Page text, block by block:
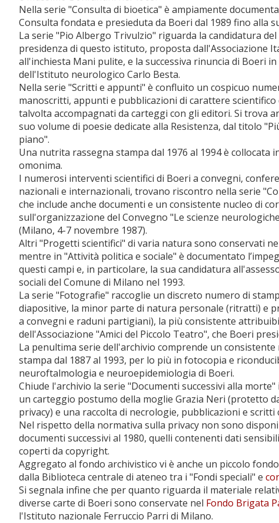
Nella serie "Consulta di bioetica" è ampiamente
Consulta fondata e presieduta da Boeri dal 1989 fino alla
La serie "Pio Albergo Trivulzio" riguarda la candidatura
presidenza di questo istituto, proposta dall'Associazione
all'inchiesta Mani pulite, e la successiva rinuncia di Boeri
dell'Istituto neurologico Carlo Besta.
Nella serie "Scritti e appunti" è confluito un cospicuo
manoscritti, appunti e pubblicazioni di carattere
talvolta accompagnati da carteggi con gli editori. Si trova
suo volume di poesie dedicate alla Resistenza, dal titolo
piano".
Una nutrita rassegna stampa dal 1976 al 1994 è collocata
omonima.
I numerosi interventi scientifici di Boeri a convegni,
nazionali e internazionali, trovano riscontro nella serie
che include anche documenti e un consistente nucleo di
sull'organizzazione del Convegno "Le scienze
(Milano, 4-7 novembre 1987).
Altri "Progetti scientifici" di varia natura sono conservati
mentre in "Attività politica e sociale" è documentato
questi campi e, in particolare, la sua candidatura
sociali del Comune di Milano nel 1993.
La serie "Fotografie" raccoglie un discreto numero di
diapositive, la minor parte di natura personale (ritratti) e
a convegni e raduni partigiani), la più consistente
dell'Associazione "Amici del Piccolo Teatro", che Boeri
La penultima serie dell'archivio comprende un consistente
stampa dal 1887 al 1993, per lo più in fotocopia e
neuroftalmologia e neuroepidemiologia di Boeri.
Chiude l'archivio la serie "Documenti successivi alla
un carteggio postumo della moglie Grazia Neri (protetto
privacy) e una raccolta di necrologie, pubblicazioni e scritti
Nel rispetto della normativa sulla privacy non sono
documenti successivi al 1980, quelli contenenti dati
coperti da copyright.
Aggregato al fondo archivistico vi è anche un piccolo
dalla Biblioteca centrale di ateneo tra i "Fondi speciali" e
Si segnala infine che per quanto riguarda il materiale
diverse carte di Boeri sono conservate nel Fondo Brigata
l'Istituto nazionale Ferruccio Parri di Milano.